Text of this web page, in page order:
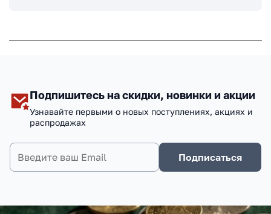
Подпишитесь на скидки, новинки и акции
Узнавайте первыми о новых поступлениях, акциях и
распродажах
Подписаться